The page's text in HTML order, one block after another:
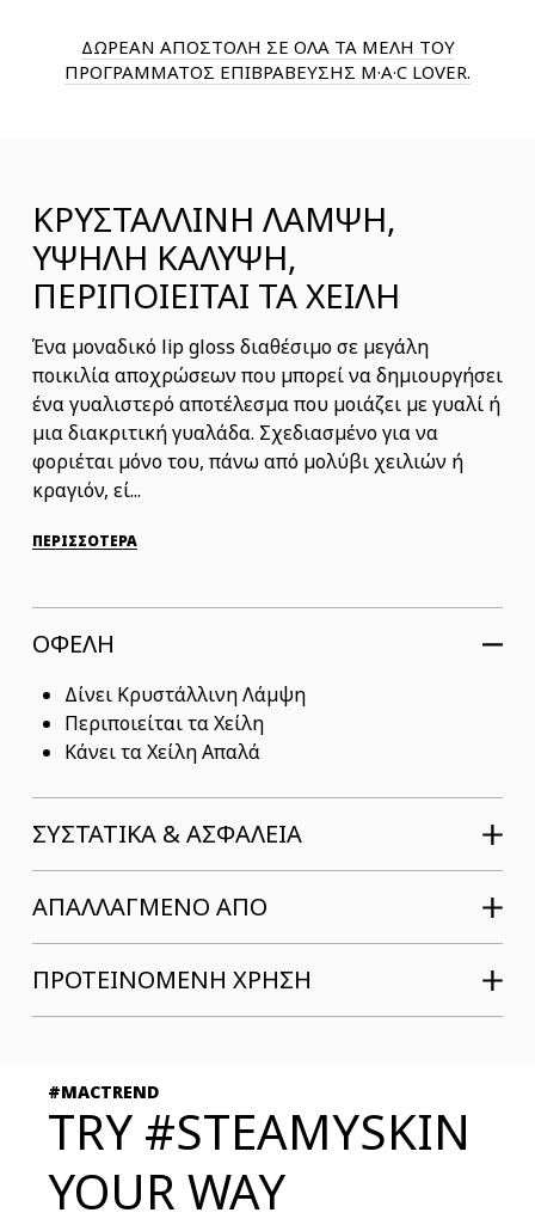
ΔΩΡΕΑΝ ΑΠΟΣΤΟΛΗ ΣΕ ΟΛΑ ΤΑ ΜΕΛΗ ΤΟΥ
ΠΡΟΓΡΑΜΜΑΤΟΣ ΕΠΙΒΡΑΒΕΥΣΗΣ M·A·C LOVER.
ΚΡΥΣΤΑΛΛΙΝΗ ΛΑΜΨΗ,
ΥΨΗΛΗ ΚΑΛΥΨΗ,
ΠΕΡΙΠΟΙΕΙΤΑΙ ΤΑ ΧΕΙΛΗ
Ένα μοναδικό lip gloss διαθέσιμο σε μεγάλη
ποικιλία αποχρώσεων που μπορεί να δημιουργήσει
ένα γυαλιστερό αποτέλεσμα που μοιάζει με γυαλί ή
μια διακριτική γυαλάδα. Σχεδιασμένο για να
φοριέται μόνο του, πάνω από μολύβι χειλιών ή
κραγιόν, εί...
ΠΕΡΙΣΣΟΤΕΡΑ
ΟΦΕΛΗ
Δίνει Κρυστάλλινη Λάμψη
Περιποιείται τα Χείλη
Κάνει τα Χείλη Απαλά
ΣΥΣΤΑΤΙΚΆ & ΑΣΦΆΛΕΙΑ
ΑΠΑΛΛΑΓΜΕΝΟ ΑΠΟ
ΠΡΟΤΕΙΝΟΜΕΝΗ ΧΡΗΣΗ
#MACTREND
TRY #STEAMYSKIN
YOUR WAY